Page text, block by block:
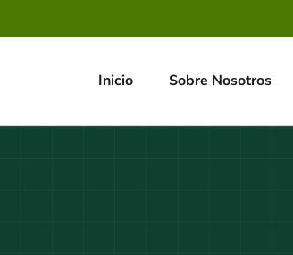
Inicio Sobre Nosotros